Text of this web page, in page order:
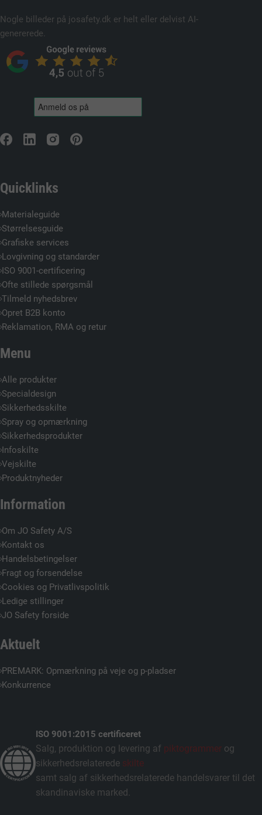
Nogle billeder på josafety.dk er helt eller delvist AI-
genererede.
Quicklinks
Materialeguide
Størrelsesguide
Grafiske services
Lovgivning og standarder
ISO 9001-certificering
Ofte stillede spørgsmål
Tilmeld nyhedsbrev
Opret B2B konto
Reklamation, RMA og retur
Menu
Alle produkter
Specialdesign
Sikkerhedsskilte
Spray og opmærkning
Sikkerhedsprodukter
Infoskilte
Vejskilte
Produktnyheder
Information
Om JO Safety A/S
Kontakt os
Handelsbetingelser
Fragt og forsendelse
Cookies og Privatlivspolitik
Ledige stillinger
JO Safety forside
Aktuelt
PREMARK: Opmærkning på veje og p-pladser
Konkurrence
ISO 9001:2015 certificeret
Salg, produktion og levering af piktogrammer og
sikkerhedsrelaterede skilte
samt salg af sikkerhedsrelaterede handelsvarer til det
skandinaviske marked.